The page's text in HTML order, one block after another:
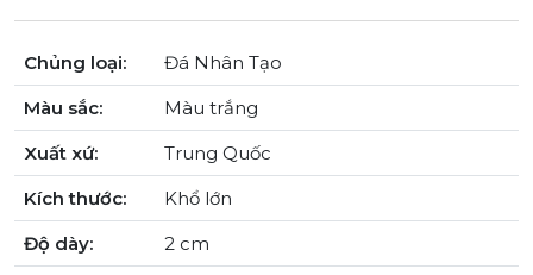
Chủng loại:
Đá Nhân Tạo
Màu sắc:
Màu trắng
Xuất xứ:
Trung Quốc
Kích thước:
Khổ lớn
Độ dày:
2 cm